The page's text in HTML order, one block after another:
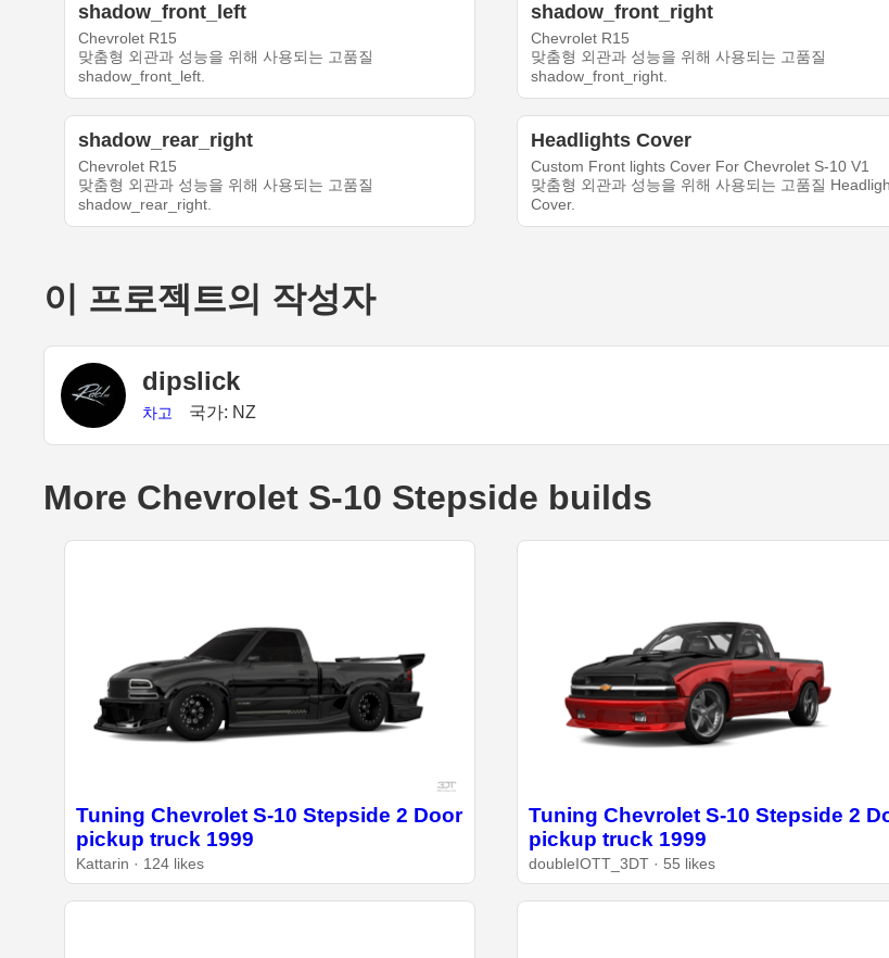
shadow_front_left
Chevrolet R15
맞춤형 외관과 성능을 위해 사용되는 고품질
shadow_front_left.
shadow_front_right
Chevrolet R15
맞춤형 외관과 성능을 위해 사용되는 고품질
shadow_front_right.
shadow_rear_right
Chevrolet R15
맞춤형 외관과 성능을 위해 사용되는 고품질
shadow_rear_right.
Headlights Cover
Custom Front lights Cover For Chevrolet S-10 V1
맞춤형 외관과 성능을 위해 사용되는 고품질
Cover.
이 프로젝트의 작성자
dipslick
차고 국가: NZ
More Chevrolet S-10 Stepside builds
Tuning Chevrolet S-10 Stepside 2 Door
pickup truck 1999
Kattarin · 124 likes
Tuning Chevrolet S-10 Stepside 2
pickup truck 1999
doubleIOTT_3DT · 55 likes